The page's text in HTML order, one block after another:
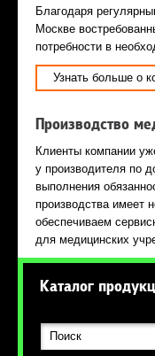
Каталог
Благодаря
Москве
потребности в
Узнать больше о
Производство
Клиенты компании
у производителя по
выполнения
производства имеет
обеспечиваем
для медицинских